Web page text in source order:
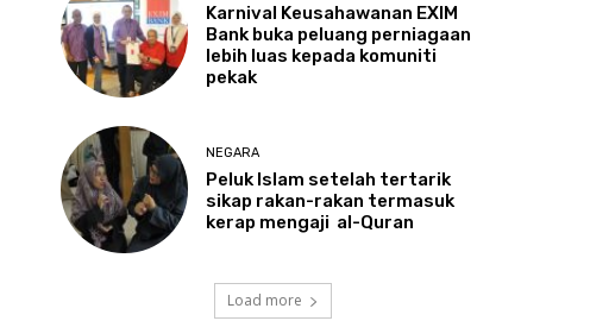
Karnival Keusahawanan EXIM
Bank buka peluang perniagaan
lebih luas kepada komuniti
pekak
NEGARA
PelukIslam setelah tertarik
sikap rakan-rakan termasuk
kerap mengaji al-Quran
Load more